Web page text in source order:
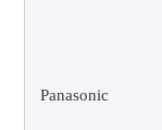
Panasonic